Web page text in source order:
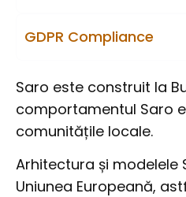
GDPR Compliance
Saro este construit la
comportamentul Saro
comunitățile locale.
Arhitectura și modelele
Uniunea Europeană,